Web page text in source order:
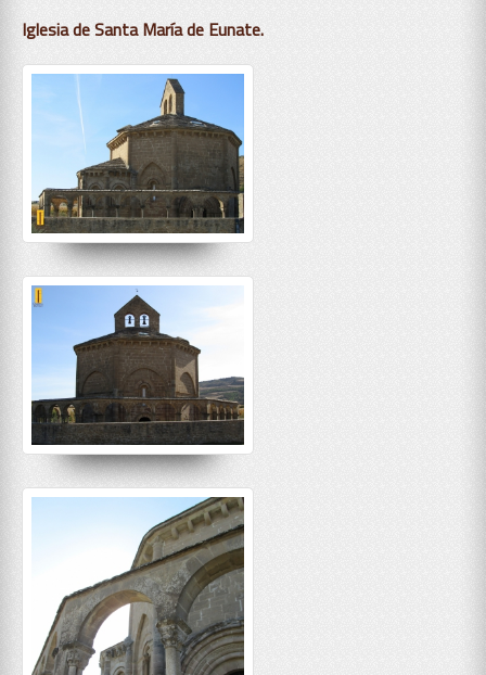
Iglesia de Santa Marí­a de Eunate.